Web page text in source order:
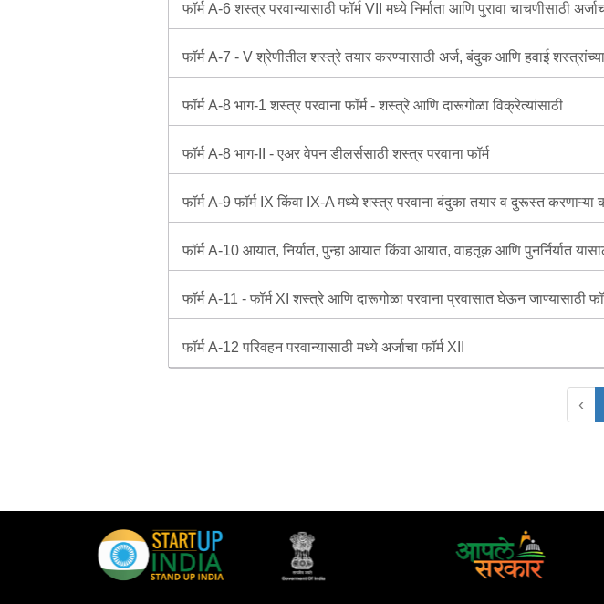
फॉर्म A-6 शस्त्र परवान्यासाठी फॉर्म VII मध्ये निर्माता आणि पुरावा चाचणीसाठी
फॉर्म A-7 - V श्रेणीतील शस्त्रे तयार करण्यासाठी अर्ज, बंदुक आणि हवाई
फॉर्म A-8 भाग-1 शस्त्र परवाना फॉर्म - शस्त्रे आणि दारूगोळा विक्रेत्यांसाठी
फॉर्म A-8 भाग-II - एअर वेपन डीलर्ससाठी शस्त्र परवाना फॉर्म
फॉर्म A-9 फॉर्म IX किंवा IX-A मध्ये शस्त्र परवाना बंदुका तयार व दुरूस्त करणाऱ्या
फॉर्म A-10 आयात, निर्यात, पुन्हा आयात किंवा आयात, वाहतूक आणि पुनर्निर्यात
फॉर्म A-11 - फॉर्म XI शस्त्रे आणि दारूगोळा परवाना प्रवासात घेऊन जाण्यासाठी
फॉर्म A-12 परिवहन परवान्यासाठी मध्ये अर्जाचा फॉर्म XII
‹